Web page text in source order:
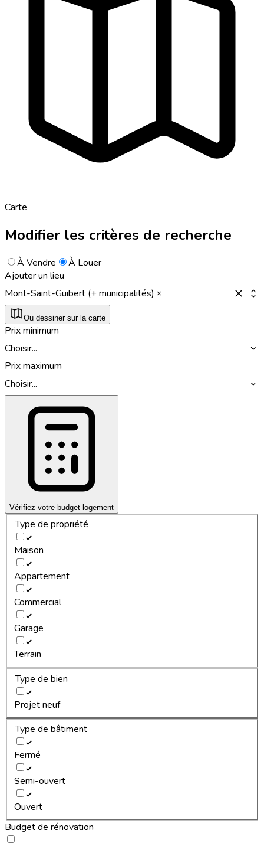
Carte
Modifier les critères de recherche
À Vendre
À Louer
Ajouter un lieu
Mont-Saint-Guibert (+ municipalités)
Ou dessiner sur la carte
Prix minimum
Choisir...
Prix maximum
Choisir...
Vérifiez votre budget logement
Type de propriété
Maison
Appartement
Commercial
Garage
Terrain
Type de bien
Projet neuf
Type de bâtiment
Fermé
Semi-ouvert
Ouvert
Budget de rénovation